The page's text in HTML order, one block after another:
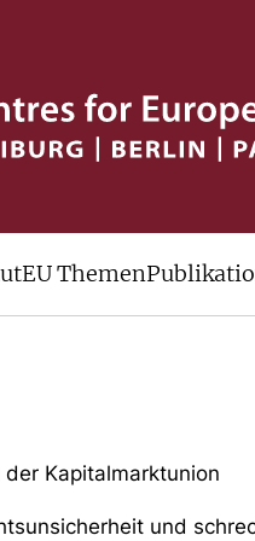
EU Themen
Kapitalmarktunion
und